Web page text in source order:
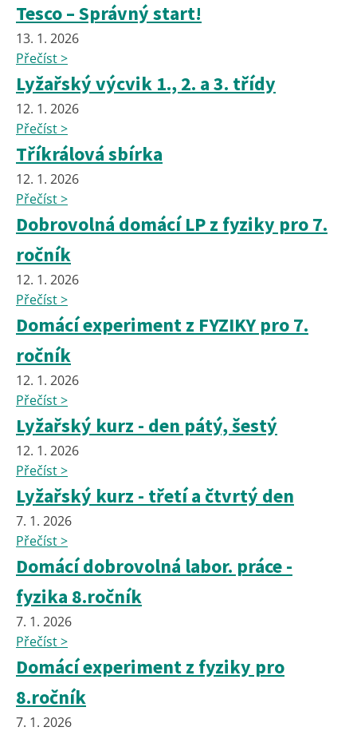
Tesco – Správný start!
13. 1. 2026
Přečíst >
Lyžařský výcvik 1., 2. a 3. třídy
12. 1. 2026
Přečíst >
Tříkrálová sbírka
12. 1. 2026
Přečíst >
Dobrovolná domácí LP z fyziky pro 7.
ročník
12. 1. 2026
Přečíst >
Domácí experiment z FYZIKY pro 7.
ročník
12. 1. 2026
Přečíst >
Lyžařský kurz - den pátý, šestý
12. 1. 2026
Přečíst >
Lyžařský kurz - třetí a čtvrtý den
7. 1. 2026
Přečíst >
Domácí dobrovolná labor. práce -
fyzika 8.ročník
7. 1. 2026
Přečíst >
Domácí experiment z fyziky pro
8.ročník
7. 1. 2026